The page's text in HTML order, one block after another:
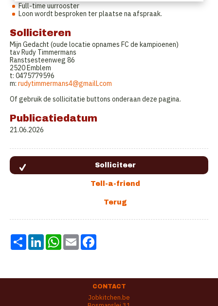
Full-time uurrooster
Loon wordt besproken ter plaatse na afspraak.
Solliciteren
Mijn Gedacht (oude locatie opnames FC de kampioenen)
tav Rudy Timmermans
Ranstsesteenweg 86
2520 Emblem
t: 0475779596
m: rudytimmermans4@gmailLcom
Of gebruik de sollicitatie buttons onderaan deze pagina.
Publicatiedatum
21.06.2026
Share LinkedInWhatsApp
Email
CONTACT
Jobkitchen.be